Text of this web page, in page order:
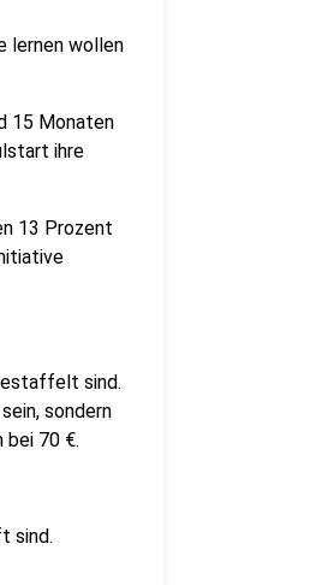
lernen wollen
15 Monaten
ihre
13 Prozent
sind.
sondern
bei 70 €.
sind.